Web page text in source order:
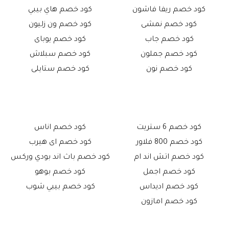
كود خصم ريفا فاشون
كود خصم نمشى
كود خصم جاب
كود خصم جملون
كود خصم نون
كود خصم هاي بيبي
كود خصم ون زليون
كود خصم يوباى
كود خصم سبلاش
كود خصم ستايلى
كود خصم 6 ستريت
كود خصم 800 فلاور
كود خصم اتش اند ام
كود خصم اجمل
كود خصم اديداس
كود خصم امازون
كود خصم اناس
كود خصم اى هيرب
كود خصم باث اند بودي وركس
كود خصم بوهو
كود خصم بيبي شوب